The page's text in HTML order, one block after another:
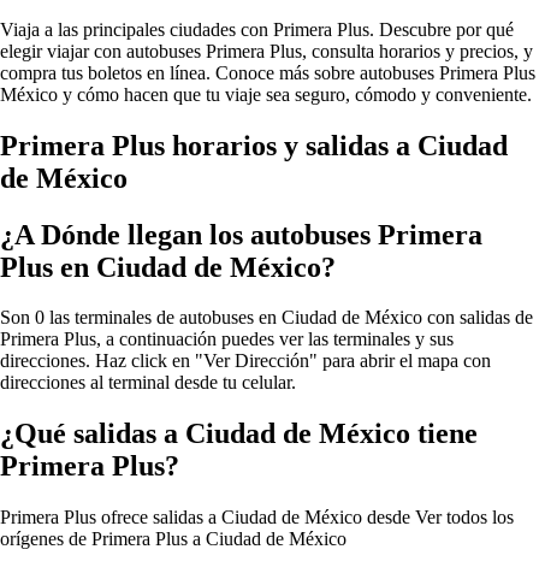
Viaja a las principales ciudades con Primera Plus. Descubre por qué
elegir viajar con autobuses Primera Plus, consulta horarios y precios, y
compra tus boletos en línea. Conoce más sobre autobuses Primera Plus
México y cómo hacen que tu viaje sea seguro, cómodo y conveniente.
Primera Plus horarios y salidas a Ciudad
de México
¿A Dónde llegan los autobuses Primera
Plus en Ciudad de México?
Son 0 las terminales de autobuses en Ciudad de México con salidas de
Primera Plus, a continuación puedes ver las terminales y sus
direcciones. Haz click en "Ver Dirección" para abrir el mapa con
direcciones al terminal desde tu celular.
¿Qué salidas a Ciudad de México tiene
Primera Plus?
Primera Plus ofrece salidas a Ciudad de México desde Ver todos los
orígenes de Primera Plus a Ciudad de México